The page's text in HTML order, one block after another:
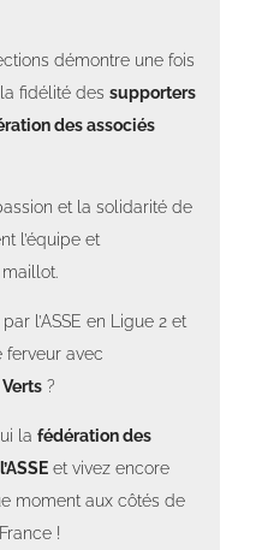
démontre une fois
fidélité des supporters
des associés
et la solidarité de
l’équipe et
l’ASSE en Ligue 2 et
ferveur avec
?
la fédération des
et vivez encore
moment aux côtés de
!